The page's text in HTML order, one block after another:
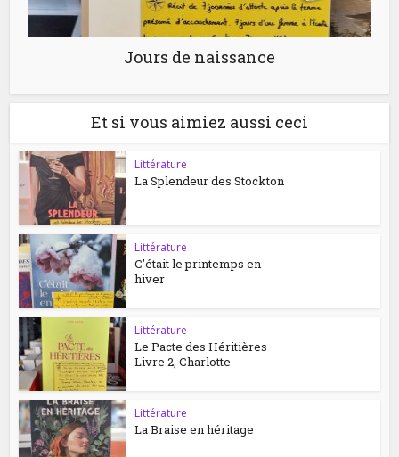
Jours de naissance
Et si vous aimiez aussi ceci
Littérature
La Splendeur des Stockton
Littérature
C’était le printemps en
hiver
Littérature
Le Pacte des Héritières –
Livre 2, Charlotte
Littérature
La Braise en héritage